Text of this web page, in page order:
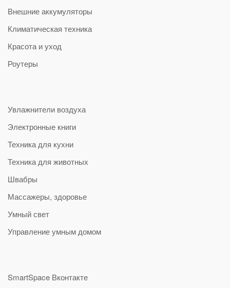
Внешние аккумуляторы
Климатическая техника
Красота и уход
Роутеры
Увлажнители воздуха
Электронные книги
Техника для кухни
Техника для животных
Швабры
Массажеры, здоровье
Умный свет
Управление умным домом
SmartSpace Вконтакте